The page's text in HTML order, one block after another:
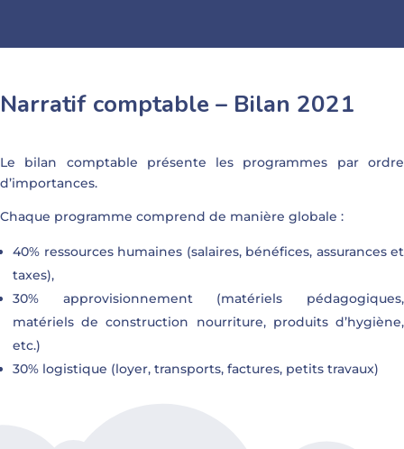
Narratif comptable – Bilan 2021
Le bilan comptable présente les programmes par ordre
d’importances.
Chaque programme comprend de manière globale :
40% ressources humaines (salaires, bénéfices, assurances et
taxes),
30% approvisionnement (matériels pédagogiques,
matériels de construction nourriture, produits d’hygiène,
etc.)
30% logistique (loyer, transports, factures, petits travaux)